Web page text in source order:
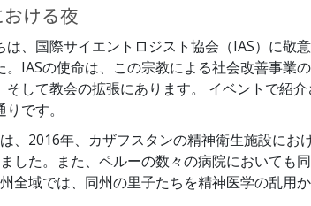
ける夜
、国際サイエントロジスト協会（IAS）に敬
IASの使命は、この宗教による社会改善事業
して教会の拡張にあります。 イベントで紹介
です。
は、2016年、カザフスタンの精神衛生施設にお
した。また、ペルーの数々の病院においても
全域では、同州の里子たちを精神医学の乱用